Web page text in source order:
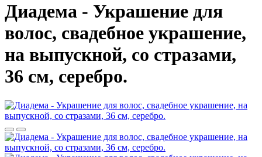
Диадема - Украшение для
волос, свадебное украшение,
на выпускной, со стразами,
36 см, серебро.